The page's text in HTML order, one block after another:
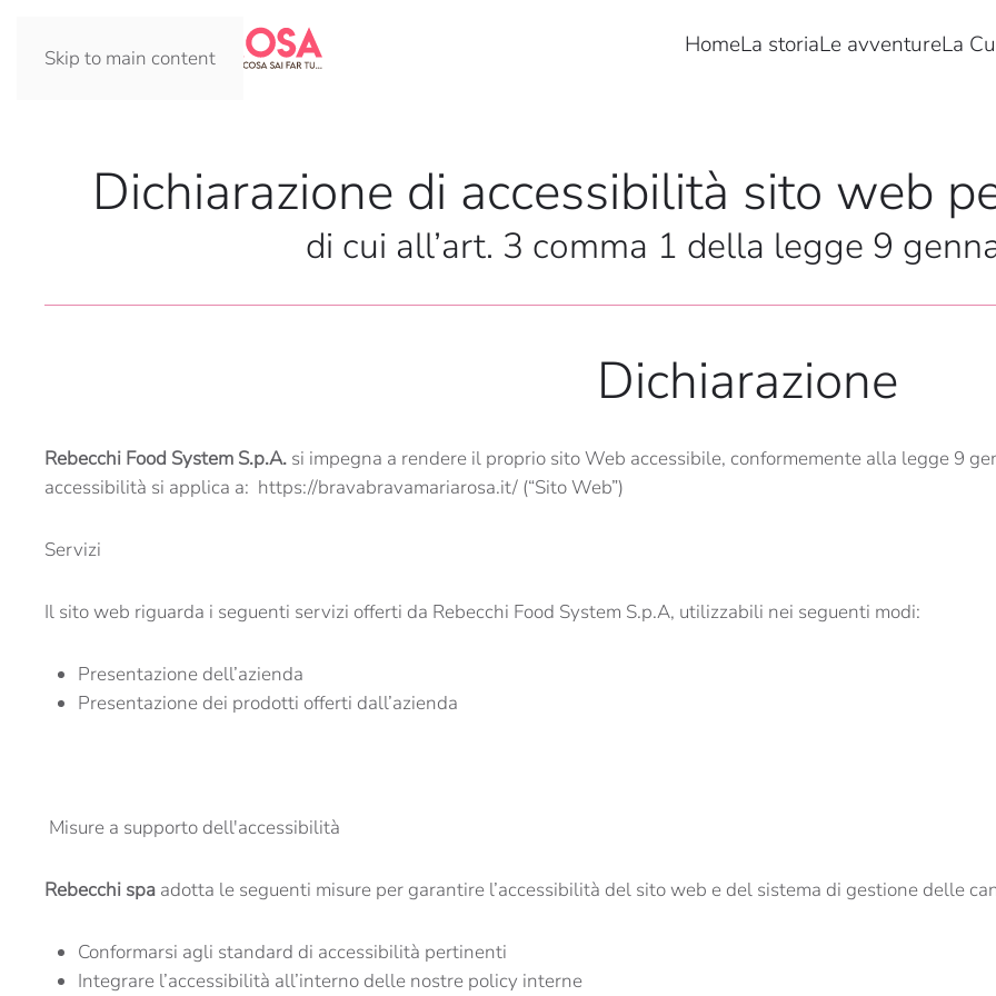
Skip to main content HomeLa storiaLe avventureLa
Dichiarazione di accessibilità sito web
di cui all’art. 3 comma 1 della legge 9
Dichiarazione
Rebecchi Food System S.p.A. si impegna a rendere il proprio sito Web accessibile, conformemente alla legge 9
accessibilità si applica a: https://bravabravamariarosa.it/ (“Sito Web”)
Servizi
Il sito web riguarda i seguenti servizi offerti da Rebecchi Food System S.p.A, utilizzabili nei seguenti modi:
Presentazione dell’azienda
Presentazione dei prodotti offerti dall’azienda
Misure a supporto dell'accessibilità
Rebecchi spa adotta le seguenti misure per garantire l’accessibilità del sito web e del sistema di gestione delle
Conformarsi agli standard di accessibilità pertinenti
Integrare l’accessibilità all’interno delle nostre policy interne